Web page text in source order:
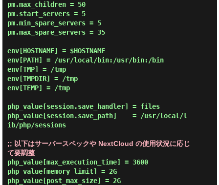
pm.max_children = 50
pm.start_servers = 5
pm.min_spare_servers = 5
pm.max_spare_servers = 35
env[HOSTNAME] = $HOSTNAME
env[PATH] = /usr/local/bin:/usr/bin:/bin
env[TMP] = /tmp
env[TMPDIR] = /tmp
env[TEMP] = /tmp
php_value[session.save_handler] = files
php_value[session.save_path]    = /usr/local/l
ib/php/sessions
;; 以下はサーバースペックや NextCloud の使用状況に応じ
て要調整
php_value[max_execution_time] = 3600
php_value[memory_limit] = 2G
php_value[post_max_size] = 2G